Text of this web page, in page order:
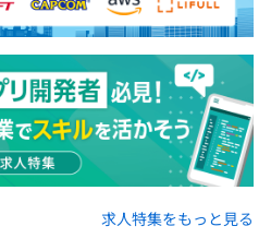
求人特集をもっと見る